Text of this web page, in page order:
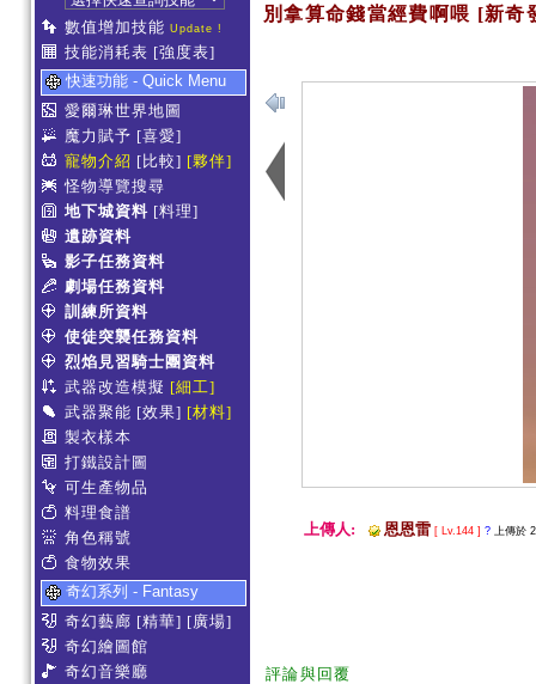
數值增加技能 Update !
技能消耗表 [強度表]
快速功能 - Quick Menu
愛爾琳世界地圖
魔力賦予 [喜愛]
寵物介紹 [比較] [夥伴]
怪物導覽搜尋
地下城資料 [料理]
遺跡資料
影子任務資料
劇場任務資料
訓練所資料
使徒突襲任務資料
烈焰見習騎士團資料
武器改造模擬 [細工]
武器聚能 [效果] [材料]
製衣樣本
打鐵設計圖
可生產物品
料理食譜
角色稱號
食物效果
奇幻系列 - Fantasy
奇幻藝廊 [精華] [廣場]
奇幻繪圖館
奇幻音樂廳
別拿算命錢當經費啊喂 [新奇
上傳人: 恩恩雷 [ Lv.144 ] ? 上傳於
評論與回覆